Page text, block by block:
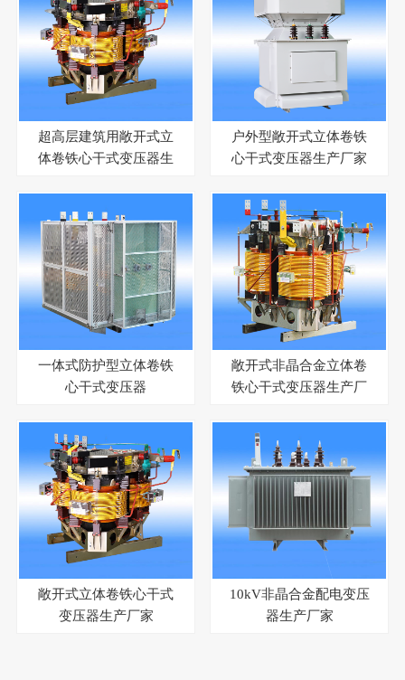
超高层建筑用敞开式立
体卷铁心干式变压器生
户外型敞开式立体卷铁
心干式变压器生产厂家
一体式防护型立体卷铁
心干式变压器
敞开式非晶合金立体卷
铁心干式变压器生产厂
敞开式立体卷铁心干式
变压器生产厂家
10kV非晶合金配电变压
器生产厂家